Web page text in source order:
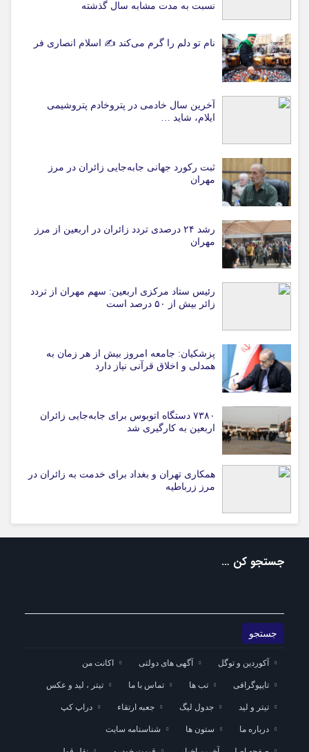
نسبت به مدت مشابه سال گذشته
نام تو دلم را گرم می‌کند ✍️ اسلام انصاری فر
آخرین سال خادمی در پتروخادم پتروشیمی
ایلام، شاید …
ثبت رکورد جهانی جابه‌جایی زائران در مرز
مهران
رشد ۲۴ درصدی تردد زائران در اربعین از مرز
مهران
رئیس ستاد مرکزی اربعین: سهم مهران از تردد
زائر بیش از ۵۰ درصد است
پزشکیان: جامعه امروز بیش از هر زمان به
همدلی و اخلاق قرآنی نیاز دارد
۷۳۸۰ دستگاه اتوبوس برای جابه‌جایی زائران
اربعین به‌ کارگیری شد
همکاری تهران و بغداد برای خدمت به زائران در
مرز زرباطیه
جستجو کن …
آکوردین و توگل آگهی های دولتی اکانت من
تایپوگرافی تب ها تماس با ما تیتر ، لید و عکس
تیتر و لید جدول لیگ جعبه ارتقاء دراپ کپ
درباره ما ستون ها شناسنامه سایت